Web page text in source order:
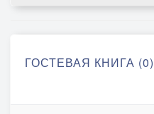
ГОСТЕВАЯ КНИГА (0)